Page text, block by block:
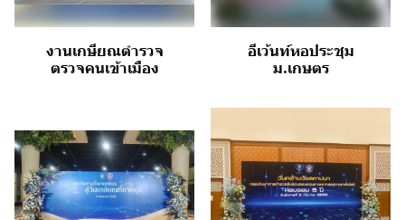
งานเกษียณตำรวจ
ตรวจคนเข้าเมือง
อีเว้นท์หอประชุม
ม.เกษตร